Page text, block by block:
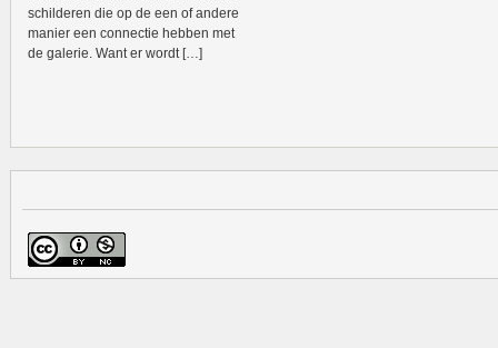
schilderen die op de een of andere
manier een connectie hebben met
de galerie. Want er wordt […]